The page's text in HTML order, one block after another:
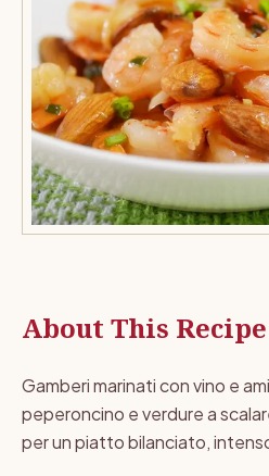
About This Recipe
Gamberi marinati con vino e
peperoncino e verdure a
per un piatto bilanciato,